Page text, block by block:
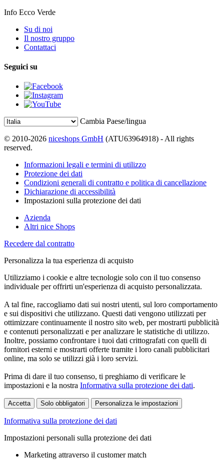
Info Ecco Verde
Su di noi
Il nostro gruppo
Contattaci
Seguici su
Cambia Paese/lingua
© 2010-2026 niceshops GmbH (ATU63964918) - All rights
reserved.
Informazioni legali e termini di utilizzo
Protezione dei dati
Condizioni generali di contratto e politica di cancellazione
Dichiarazione di accessibilità
Impostazioni sulla protezione dei dati
Azienda
Altri nice Shops
Recedere dal contratto
Personalizza la tua esperienza di acquisto
Utilizziamo i cookie e altre tecnologie solo con il tuo consenso
individuale per offrirti un'esperienza di acquisto personalizzata.
A tal fine, raccogliamo dati sui nostri utenti, sul loro comportamento
e sui dispositivi che utilizzano. Questi dati vengono utilizzati per
ottimizzare continuamente il nostro sito web, per mostrarti pubblicità
e contenuti personalizzati e per analizzare le statistiche di utilizzo.
Inoltre, possiamo confrontare i tuoi dati crittografati con quelli di
fornitori esterni e mostrarti offerte tramite i loro canali pubblicitari
online, ma solo se utilizzi già i loro servizi.
Prima di dare il tuo consenso, ti preghiamo di verificare le
impostazioni e la nostra Informativa sulla protezione dei dati.
Accetta Solo obbligatori Personalizza le impostazioni
Informativa sulla protezione dei dati
Impostazioni personali sulla protezione dei dati
Marketing attraverso il customer match